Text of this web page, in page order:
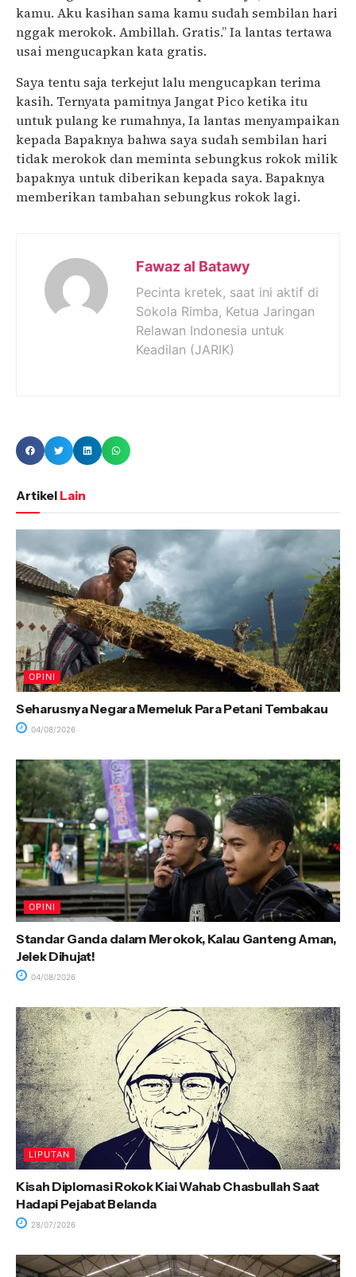
kamu. Aku kasihan sama kamu sudah sembilan hari
nggak merokok. Ambillah. Gratis.” Ia lantas tertawa
usai mengucapkan kata gratis.
Saya tentu saja terkejut lalu mengucapkan terima
kasih. Ternyata pamitnya Jangat Pico ketika itu
untuk pulang ke rumahnya, Ia lantas menyampaikan
kepada Bapaknya bahwa saya sudah sembilan hari
tidak merokok dan meminta sebungkus rokok milik
bapaknya untuk diberikan kepada saya. Bapaknya
memberikan tambahan sebungkus rokok lagi.
Fawaz al Batawy
Pecinta kretek, saat ini aktif di
Sokola Rimba, Ketua Jaringan
Relawan Indonesia untuk
Keadilan (JARIK)
Artikel Lain
OPINI
Seharusnya Negara Memeluk Para Petani Tembakau
04/08/2026
OPINI
Standar Ganda dalam Merokok, Kalau Ganteng Aman,
Jelek Dihujat!
04/08/2026
LIPUTAN
Kisah Diplomasi Rokok Kiai Wahab Chasbullah Saat
Hadapi Pejabat Belanda
28/07/2026